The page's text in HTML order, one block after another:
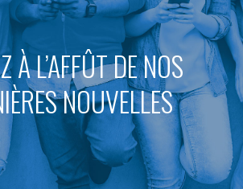
À L’AFFÛT DE NOS
NOUVELLES